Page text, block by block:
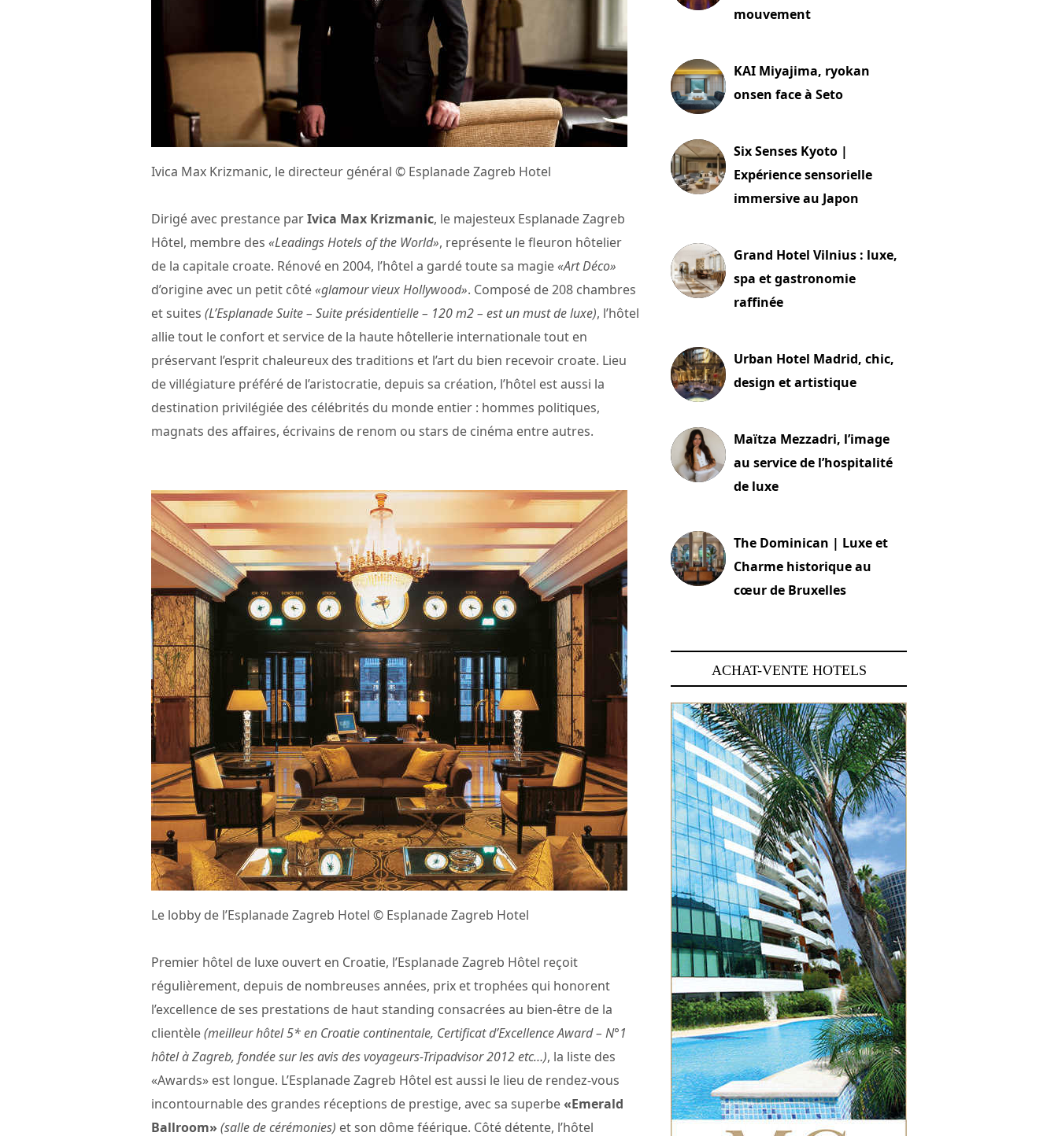
Ivica Max Krizmanic, le directeur général © Esplanade Zagreb Hotel
Dirigé avec prestance parIvica Max Krizmanic, le majesteux Esplanade Zagreb
Hôtel, membre des «Leadings Hotels of the World», représente le fleuron hôtelier
de la capitale croate. Rénové en 2004, l’hôtel a gardé toute sa magie«Art Déco»
d’origine avec un petit côté«glamour vieux Hollywood». Composé de 208 chambres
et suites (L’Esplanade Suite – Suite présidentielle – 120 m2 – est un must de luxe), l’hôtel
allie tout le confort et service de la haute hôtellerie internationale tout en
préservant l’esprit chaleureux des traditions et l’art du bien recevoir croate. Lieu
de villégiature préféré de l’aristocratie, depuis sa création, l’hôtel est aussi la
destination privilégiée des célébrités du monde entier : hommes politiques,
magnats des affaires, écrivains de renom ou stars de cinéma entre autres.
Le lobby de l’Esplanade Zagreb Hotel © Esplanade Zagreb Hotel
Premier hôtel de luxe ouvert en Croatie, l’Esplanade Zagreb Hôtel reçoit
régulièrement, depuis de nombreuses années, prix et trophées qui honorent
l’excellence de ses prestations de haut standing consacrées au bien-être de la
clientèle(meilleur hôtel 5* en Croatie continentale, Certificat d’Excellence Award – N°1
hôtel à Zagreb, fondée sur les avis des voyageurs-Tripadvisor 2012 etc…), la liste des
«Awards» est longue. L’Esplanade Zagreb Hôtel est aussi le lieu de rendez-vous
incontournable des grandes réceptions de prestige, avec sa superbe«Emerald
Ballroom» (salle de cérémonies) et son dôme féérique. Côté détente, l’hôtel
mouvement
KAI Miyajima, ryokan
onsen face à Seto
Six Senses Kyoto |
Expérience sensorielle
immersive au Japon
Grand Hotel Vilnius : luxe,
spa et gastronomie
raffinée
Urban Hotel Madrid, chic,
design et artistique
Maïtza Mezzadri, l’image
au service de l’hospitalité
de luxe
The Dominican | Luxe et
Charme historique au
cœur de Bruxelles
ACHAT-VENTE HOTELS